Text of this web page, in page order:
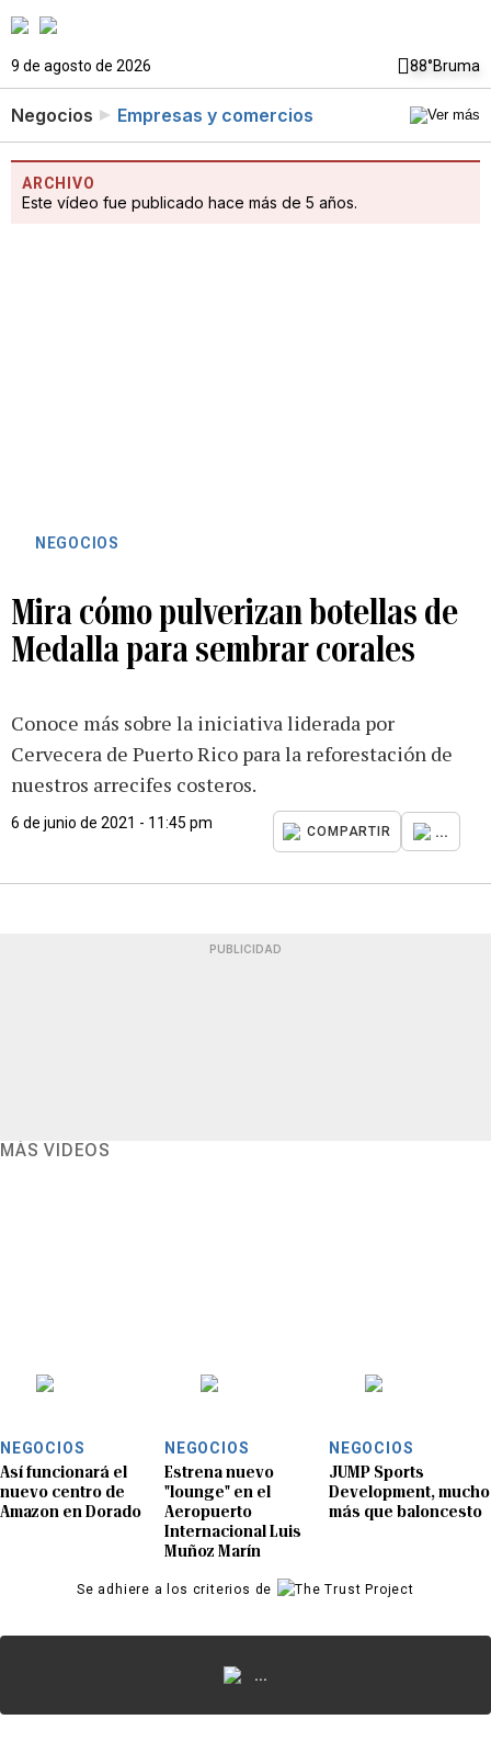
9 de agosto de 2026 88°Bruma
Negocios Empresas y comercios
ARCHIVO
Este vídeo fue publicado hace más de 5 años.
NEGOCIOS
Mira cómo pulverizan botellas de
Medalla para sembrar corales
Conoce más sobre la iniciativa liderada por
Cervecera de Puerto Rico para la reforestación de
nuestros arrecifes costeros.
6 de junio de 2021 - 11:45 pm
COMPARTIR ...
PUBLICIDAD
MÁS VIDEOS
NEGOCIOS
Así funcionará el
nuevo centro de
Amazon en Dorado
NEGOCIOS
Estrena nuevo
"lounge" en el
Aeropuerto
Internacional Luis
Muñoz Marín
NEGOCIOS
JUMP Sports
Development, mucho
más que baloncesto
Se adhiere a los criterios de
...